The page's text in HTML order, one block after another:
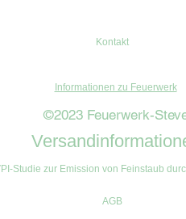
Kontakt
Informationen zu Feuerwerk
©2023 Feuerwerk-
Studie zur Emission von Feinstaub
AGB